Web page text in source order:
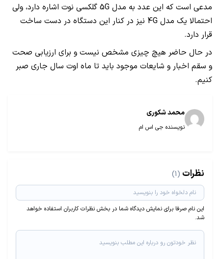
مدعی است که این عدد به مدل 5G گلکسی نوت اشاره دارد، ولی
احتمالا یک مدل 4G نیز در کنار این دستگاه در دست ساخت
قرار دارد.
در حال حاضر هیچ چیزی مشخص نیست و برای ارزیابی صحت
و سقم اخبار و شایعات موجود باید تا ماه اوت سال جاری صبر
کنیم.
محمد شکوری
نویسنده جی اس ام
نظرات (1)
این نام صرفا برای نمایش دیدگاه شما در بخش نظرات کاربران استفاده خواهد
شد.